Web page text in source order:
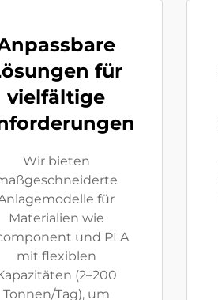
für
vielfältige
Wir bieten
für
Materialien wie
und PLA
mit flexiblen
(2–200
Tonnen/Tag), um